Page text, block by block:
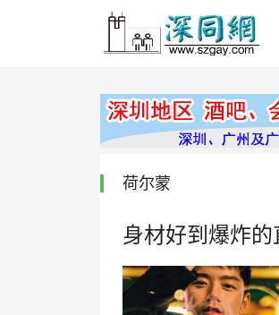
荷尔蒙
身材好到爆炸